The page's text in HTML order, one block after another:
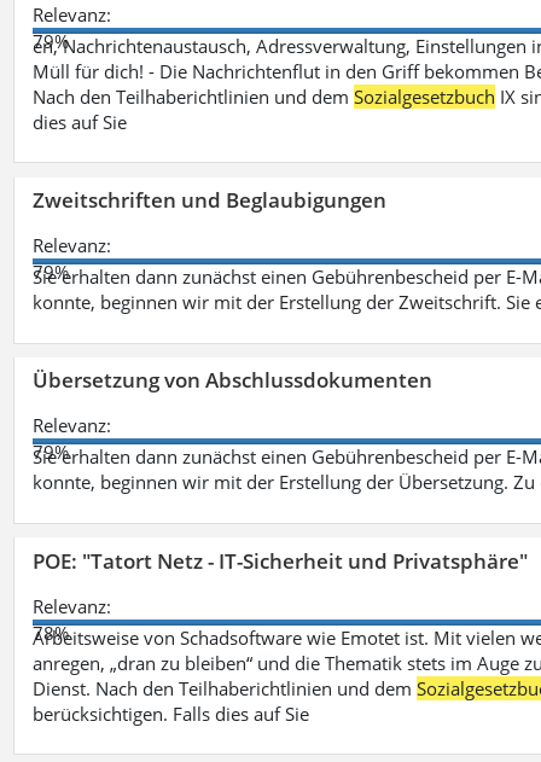
Relevanz:
79%
en, Nachrichtenaustausch, Adressverwaltung,
Müll für dich! - Die Nachrichtenflut in den Griff bekommen
Nach den Teilhaberichtlinien und demSozialgesetzbuch IX
dies auf Sie
Zweitschriften und Beglaubigungen
Relevanz:
79%
Sie erhalten dann zunächst einen Gebührenbescheid per E-
konnte, beginnen wir mit der Erstellung der Zweitschrift. Sie
Übersetzung von Abschlussdokumenten
Relevanz:
79%
Sie erhalten dann zunächst einen Gebührenbescheid per E-
konnte, beginnen wir mit der Erstellung der Übersetzung.
POE: "Tatort Netz - IT-Sicherheit und Privatsphäre"
Relevanz:
78%
Arbeitsweise von Schadsoftware wie Emotet ist. Mit vielen
anregen, „dran zu bleiben“ und die Thematik stets im
Dienst. Nach den Teilhaberichtlinien und dem
berücksichtigen. Falls dies auf Sie